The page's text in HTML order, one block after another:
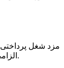
مزد شغل پرداختی
الزامی خواهد بود. علاوه بر این اصولا می‌بایست در قراردادهای کار و فیش حقوقی کارگران مبلغ پایه سنوات به صورت جدا از مزد شغل درج شود تا کارفرما بتواند پرداخت پایه سنوات را مستند کند.